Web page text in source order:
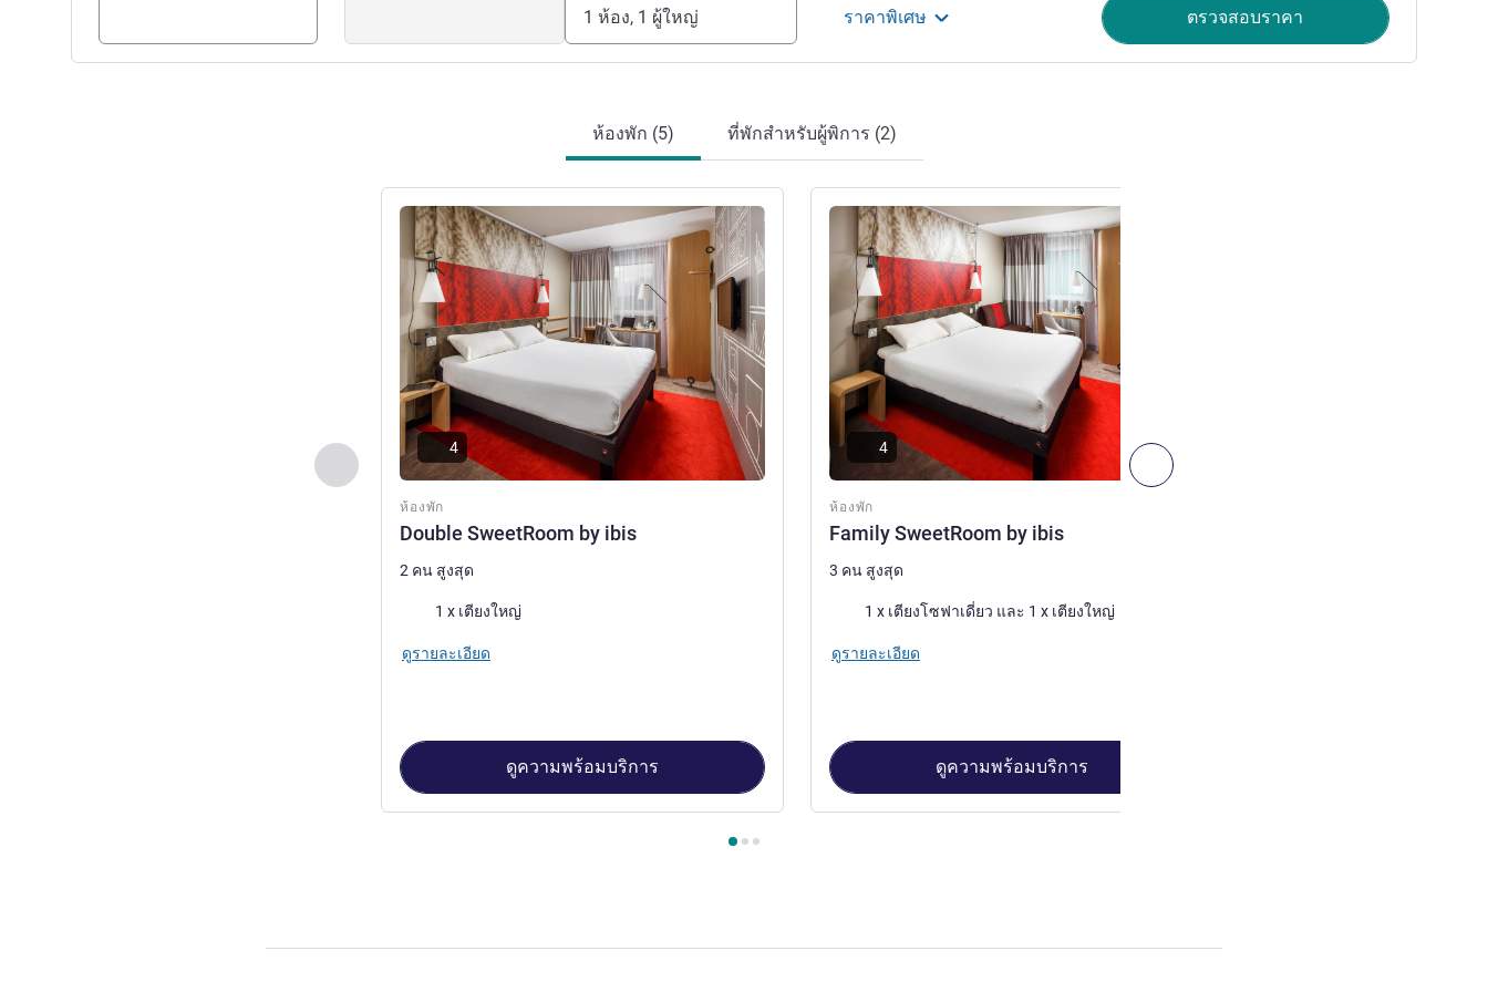
1 ห้อง, 1 ผู้ใหญ่ ราคาพิเศษ ตรวจสอบราคา
ห้องพัก (5) ที่พักสำหรับผู้พิการ (2)
ก่อนหน้า - ห้องพัก ถัดไป - ห้องพัก
ห้องพัก
Double SweetRoom by ibis
ดูรายละเอียด
4
2 คน สูงสุด
เครื่องนอน
1 x เตียงใหญ่
ดูรายละเอียด
ดูความพร้อมบริการ
ห้องพัก
Family SweetRoom by ibis
ดูรายละเอียด
4
3 คน สูงสุด
เครื่องนอน 1 x เตียงโซฟาเดี่ยว และ 1 x เตียงใหญ่
ดูรายละเอียด
ดูความพร้อมบริการ